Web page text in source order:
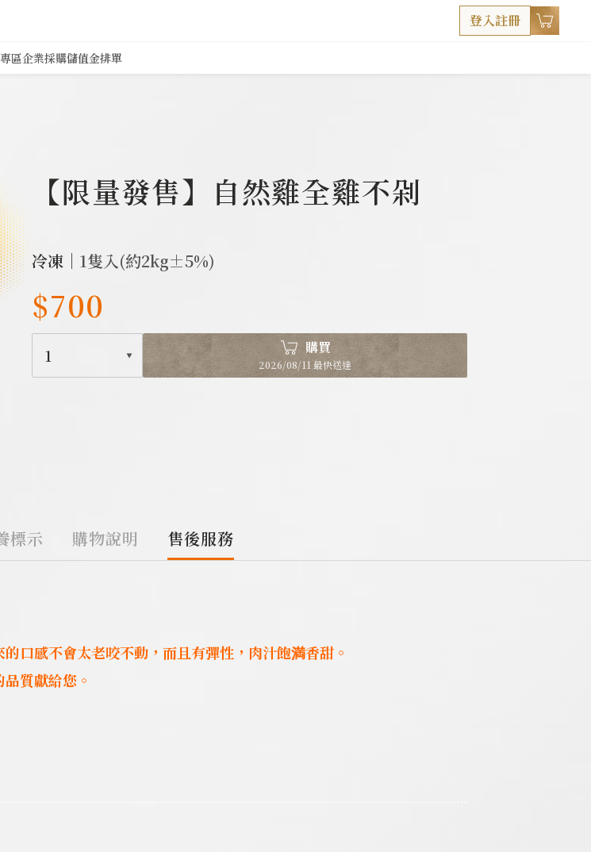
登入註冊
區企業採購儲值金排單
【限量發售】自然雞全雞不剁
冷凍｜ 1隻入(約2kg±5%)
$700
1 購買
2026/08/11 最快送達
標示 購物說明 售後服務
口感不會太老咬不動，而且有彈性，肉汁飽満香甜。
質獻給您。